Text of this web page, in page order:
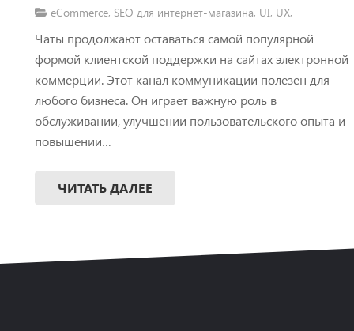
eCommerce, SEO для интернет-магазина, UI, UX,
Чаты продолжают оставаться самой популярной
формой клиентской поддержки на сайтах электронной
коммерции. Этот канал коммуникации полезен для
любого бизнеса. Он играет важную роль в
обслуживании, улучшении пользовательского опыта и
повышении…
ЧИТАТЬ ДАЛЕЕ